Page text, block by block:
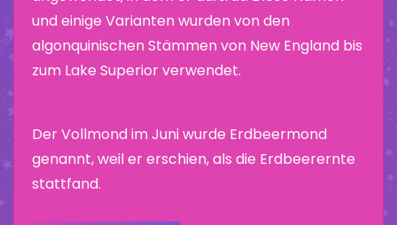
und einige Varianten wurden von den
algonquinischen Stämmen von New England bis
zum Lake Superior verwendet.
Der Vollmond im Juni wurde Erdbeermond
genannt, weil er erschien, als die Erdbeerernte
stattfand.